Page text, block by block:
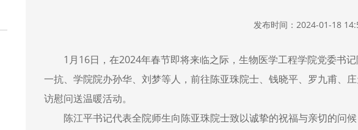
发布时间：2024-01-18
1月16日，在2024年春节即将来临之际，生物医学工程学院党委书
一抗、学院院办孙华、刘梦等人，前往陈亚珠院士、钱晓平、罗九甫、
访慰问送温暖活动。
陈江平书记代表全院师生向陈亚珠院士致以诚挚的祝福与亲切的问